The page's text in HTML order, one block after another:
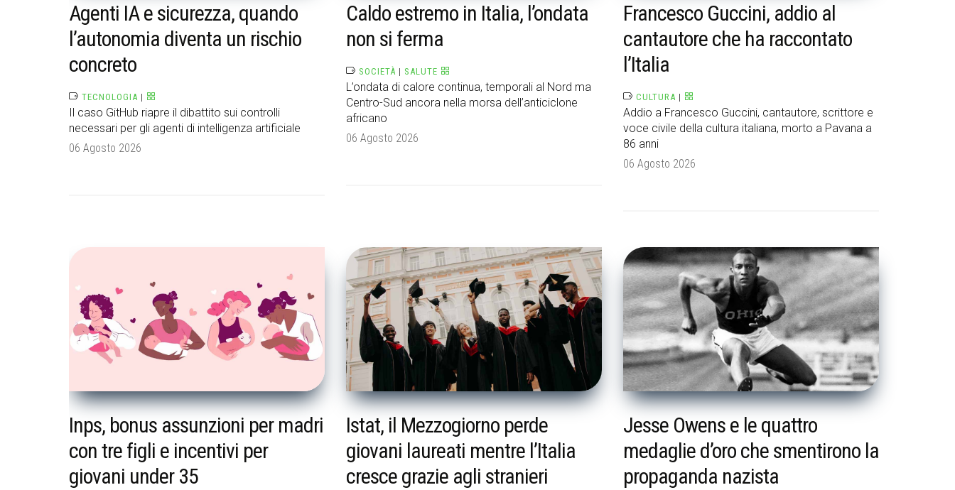
Agenti IA e sicurezza, quando
l’autonomia diventa un rischio
concreto
TECNOLOGIA |
Il caso GitHub riapre il dibattito sui controlli
necessari per gli agenti di intelligenza artificiale
06 Agosto 2026
Caldo estremo in Italia, l’ondata
non si ferma
SOCIETÀ | SALUTE
L’ondata di calore continua, temporali al Nord ma
Centro-Sud ancora nella morsa dell’anticiclone
africano
06 Agosto 2026
Francesco Guccini, addio al
cantautore che ha raccontato
l’Italia
CULTURA |
Addio a Francesco Guccini, cantautore, scrittore e
voce civile della cultura italiana, morto a Pavana a
86 anni
06 Agosto 2026
Inps, bonus assunzioni per madri
con tre figli e incentivi per
giovani under 35
Istat, il Mezzogiorno perde
giovani laureati mentre l’Italia
cresce grazie agli stranieri
Jesse Owens e le quattro
medaglie d’oro che smentirono la
propaganda nazista